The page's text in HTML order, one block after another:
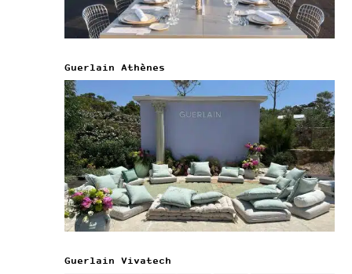
Guerlain Athènes
Guerlain Vivatech